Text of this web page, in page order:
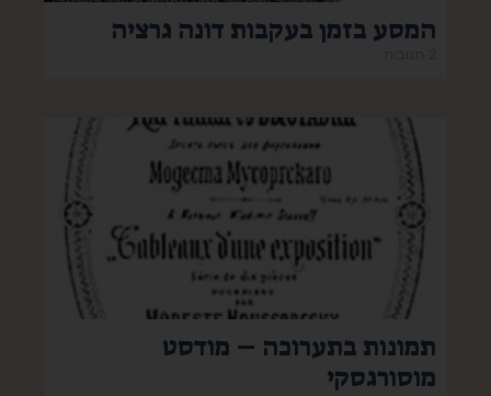
המסע בזמן בעקבות דונה גרציה
תמונות בתערוכה – מודסט
מוסורגסקי